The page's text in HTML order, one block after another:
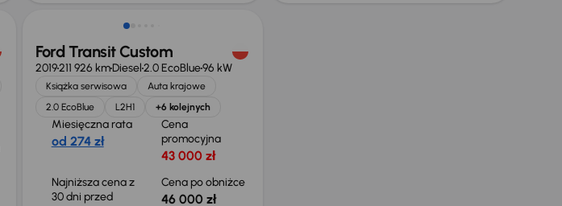
Ford Transit Custom
2019211 926 kmDiesel2.0 EcoBlue96 kW
Książka serwisowa
Auta krajowe
2.0 EcoBlue
L2H1 +6 kolejnych
Miesięczna rata
od 274 zł
Cena
promocyjna
43 000 zł
Najniższa cena z
30 dni przed
Cena po obniżce
46 000 zł